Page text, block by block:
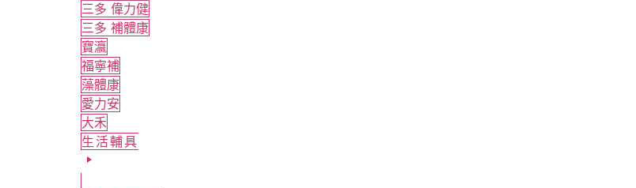
三多 偉力健
三多 補體康
寶瀛
福寧補
藻體康
愛力安
大禾
生活輔具